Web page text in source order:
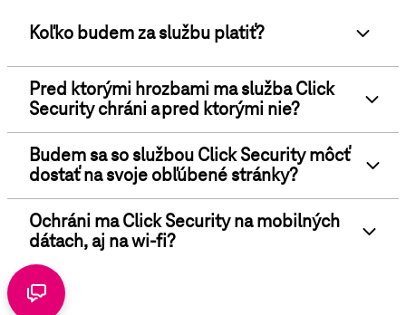
Koľko budem za službu platiť?
Pred ktorými hrozbami ma služba Click
Security chráni a pred ktorými nie?
Budem sa so službou Click Security môcť
dostať na svoje obľúbené stránky?
Ochráni ma Click Security na mobilných
dátach, aj na wi-fi?